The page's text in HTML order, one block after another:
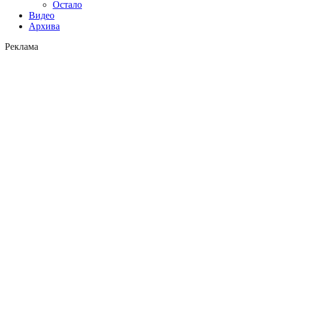
Остало
Видео
Архива
Реклама